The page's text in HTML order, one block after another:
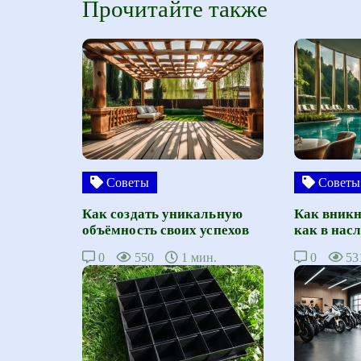
Прочитайте также
Советы
Как создать уникальную
объёмность своих успехов
0 550 1 мин.
Советы
Как
как в
0